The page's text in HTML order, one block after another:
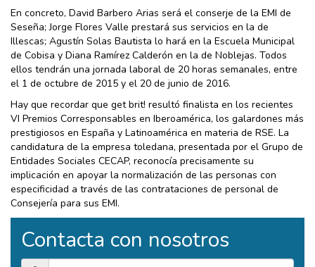
En concreto, David Barbero Arias será el conserje de la EMI de
Seseña; Jorge Flores Valle prestará sus servicios en la de
Illescas; Agustín Solas Bautista lo hará en la Escuela Municipal
de Cobisa y Diana Ramírez Calderón en la de Noblejas. Todos
ellos tendrán una jornada laboral de 20 horas semanales, entre
el 1 de octubre de 2015 y el 20 de junio de 2016.
Hay que recordar que get brit! resultó finalista en los recientes
VI Premios Corresponsables en Iberoamérica, los galardones más
prestigiosos en España y Latinoamérica en materia de RSE. La
candidatura de la empresa toledana, presentada por el Grupo de
Entidades Sociales CECAP, reconocía precisamente su
implicación en apoyar la normalización de las personas con
especificidad a través de las contrataciones de personal de
Consejería para sus EMI.
Contacta con nosotros